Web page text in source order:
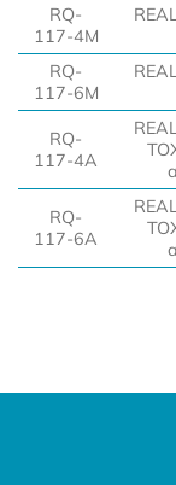
CODICE
RQ-
117-4M
RQ-
117-6M
RQ-
117-4A
RQ-
117-6A